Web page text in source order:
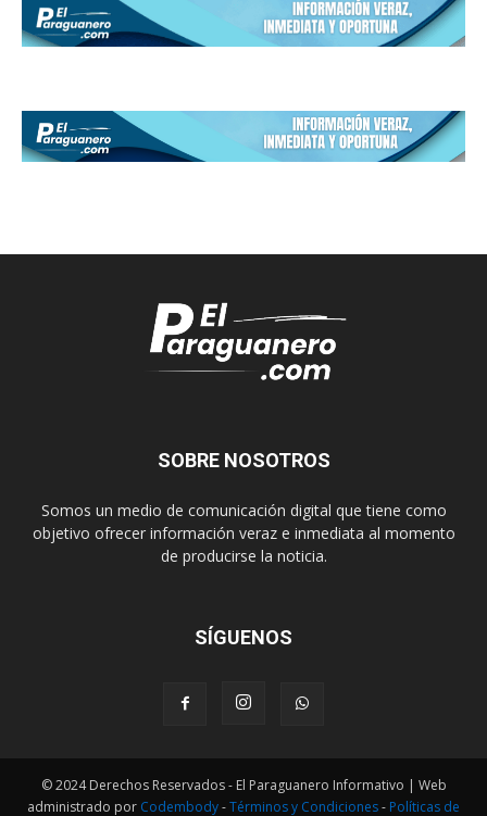
SOBRE NOSOTROS
Somos un medio de comunicación digital que tiene como
objetivo ofrecer información veraz e inmediata al momento
de producirse la noticia.
SÍGUENOS
© 2024 Derechos Reservados - El Paraguanero Informativo | Web
administrado por Codembody-Términos y Condiciones- Políticas de